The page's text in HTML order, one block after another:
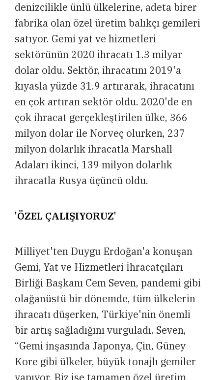
denizcilikle ünlü ülkelerine, adeta birer
fabrika olan özel üretim balıkçı gemileri
satıyor. Gemi yat ve hizmetleri
sektörünün 2020 ihracatı 1.3 milyar
dolar oldu. Sektör, ihracatını 2019'a
kıyasla yüzde 31.9 artırarak, ihracatını
en çok artıran sektör oldu. 2020'de en
çok ihracat gerçekleştirilen ülke, 366
milyon dolar ile Norveç olurken, 237
milyon dolarlık ihracatla Marshall
Adaları ikinci, 139 milyon dolarlık
ihracatla Rusya üçüncü oldu.
'ÖZEL ÇALIŞIYORUZ'
Milliyet'ten Duygu Erdoğan'a konuşan
Gemi, Yat ve Hizmetleri İhracatçıları
Birliği Başkanı Cem Seven, pandemi gibi
olağanüstü bir dönemde, tüm ülkelerin
ihracatı düşerken, Türkiye'nin önemli
bir artış sağladığını vurguladı. Seven,
“Gemi inşasında Japonya, Çin, Güney
Kore gibi ülkeler, büyük tonajlı gemiler
yapıyor. Biz ise tamamen özel üretim